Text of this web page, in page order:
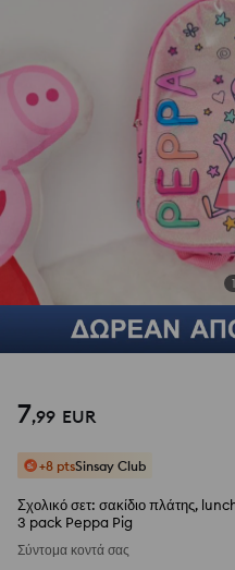
1
7,99 EUR
+8 ptsSinsay Club
Σχολικό σετ: σακίδιο πλάτης,
3 pack Peppa Pig
Σύντομα κοντά σας